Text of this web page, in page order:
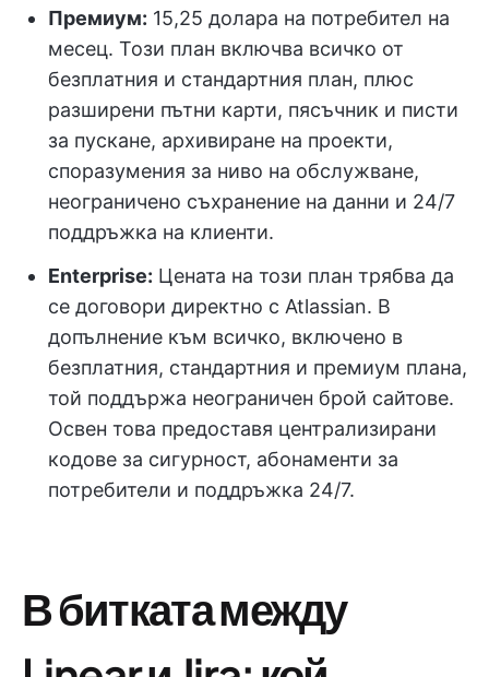
Премиум: 15,25 долара на потребител на
месец. Този план включва всичко от
безплатния и стандартния план, плюс
разширени пътни карти, пясъчник и писти
за пускане, архивиране на проекти,
споразумения за ниво на обслужване,
неограничено съхранение на данни и 24/7
поддръжка на клиенти.
Enterprise: Цената на този план трябва да
се договори директно с Atlassian. В
допълнение към всичко, включено в
безплатния, стандартния и премиум плана,
той поддържа неограничен брой сайтове.
Освен това предоставя централизирани
кодове за сигурност, абонаменти за
потребители и поддръжка 24/7.
В битката между